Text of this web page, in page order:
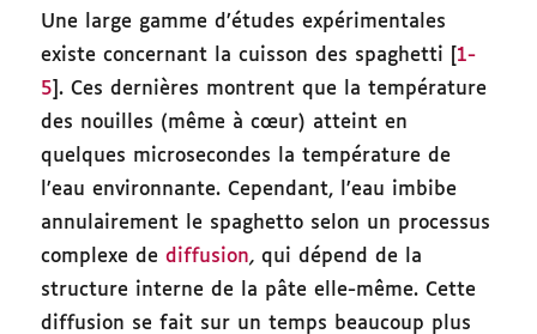
Une large gamme d’études expérimentales
existe concernant la cuisson des spaghetti [ 1-
5 ]. Ces dernières montrent que la température
des nouilles (même à cœur) atteint en
quelques microsecondes la température de
l’eau environnante. Cependant, l’eau imbibe
annulairement le spaghetto selon un processus
complexe dediffusion, qui dépend de la
structure interne de la pâte elle-même. Cette
diffusion se fait sur un temps beaucoup plus